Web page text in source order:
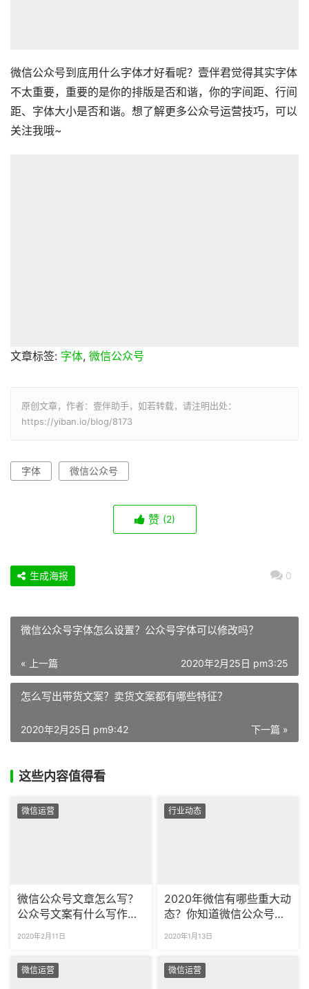
微信公众号到底用什么字体才好看呢？壹伴君觉得其实字体
不太重要，重要的是你的排版是否和谐，你的字间距、行间
距、字体大小是否和谐。想了解更多公众号运营技巧，可以
关注我哦~
文章标签: 字体, 微信公众号
原创文章，作者：壹伴助手，如若转载，请注明出处：
https://yiban.io/blog/8173
字体 微信公众号
赞 (2)
0
生成海报
微信公众号字体怎么设置？公众号字体可以修改吗？
« 上一篇 2020年2月25日 pm3:25
怎么写出带货文案？卖货文案都有哪些特征？
下一篇 »
2020年2月25日 pm9:42
这些内容值得看
微信运营
微信公众号文章怎么写？
公众号文案有什么写作技
2020年2月11日
行业动态
2020年微信有哪些重大动
态？你知道微信公众号活
2020年1月13日
微信运营 微信运营